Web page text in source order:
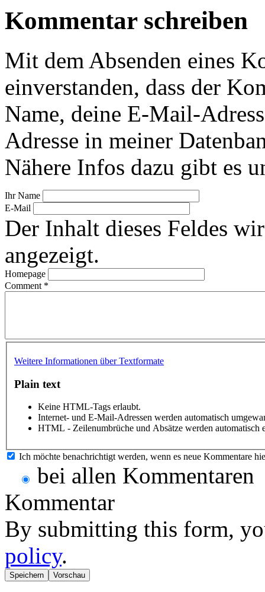
Kommentar schreiben
Mit dem Absenden eines
einverstanden, dass der
Name, deine E-Mail-
Adresse in meiner
Nähere Infos dazu gibt es
Ihr Name
E-Mail
Der Inhalt dieses Feldes
angezeigt.
Homepage
Comment *
Weitere Informationen über Textformate
Plain text
Keine HTML-Tags erlaubt.
Internet- und E-Mail-Adressen werden automatisch
HTML - Zeilenumbrüche und Absätze werden automatisch
Ich möchte benachrichtigt werden, wenn es neue Kommentare
bei allen Kommentaren
Kommentar
By submitting this form,
policy.